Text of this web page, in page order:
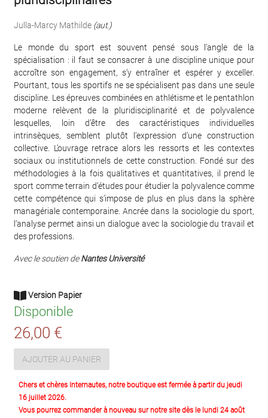
Julla-Marcy Mathilde (aut.)
Le monde du sport est souvent pensé sous l’angle de la
spécialisation : il faut se consacrer à une discipline unique pour
accroître son engagement, s’y entraîner et espérer y exceller.
Pourtant, tous les sportifs ne se spécialisent pas dans une seule
discipline. Les épreuves combinées en athlétisme et le pentathlon
moderne relèvent de la pluridisciplinarité et de polyvalence
lesquelles, loin d’être des caractéristiques individuelles
intrinsèques, semblent plutôt l’expression d’une construction
collective. L’ouvrage retrace alors les ressorts et les contextes
sociaux ou institutionnels de cette construction. Fondé sur des
méthodologies à la fois qualitatives et quantitatives, il prend le
sport comme terrain d’études pour étudier la polyvalence comme
cette compétence qui s’impose de plus en plus dans la sphère
managériale contemporaine. Ancrée dans la sociologie du sport,
l’analyse permet ainsi un dialogue avec la sociologie du travail et
des professions.
Avec le soutien deNantes Université
Version Papier
Disponible
26,00 €
AJOUTER AU PANIER
Chers et chères Internautes, notre boutique est fermée à partir du jeudi
16 juillet 2026.
Vous pourrez commander à nouveau sur notre site dès le lundi 24 août